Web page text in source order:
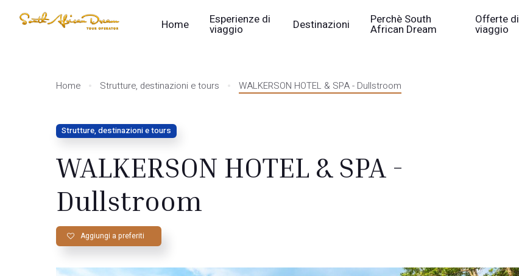
Home Esperienze di
viaggio Destinazioni Perchè South
African Dream
Offerte di
viaggio
Home Strutture, destinazioni e tours WALKERSON HOTEL & SPA - Dullstroom
Strutture, destinazioni e tours
WALKERSON HOTEL & SPA -
Dullstroom
Aggiungi a preferiti